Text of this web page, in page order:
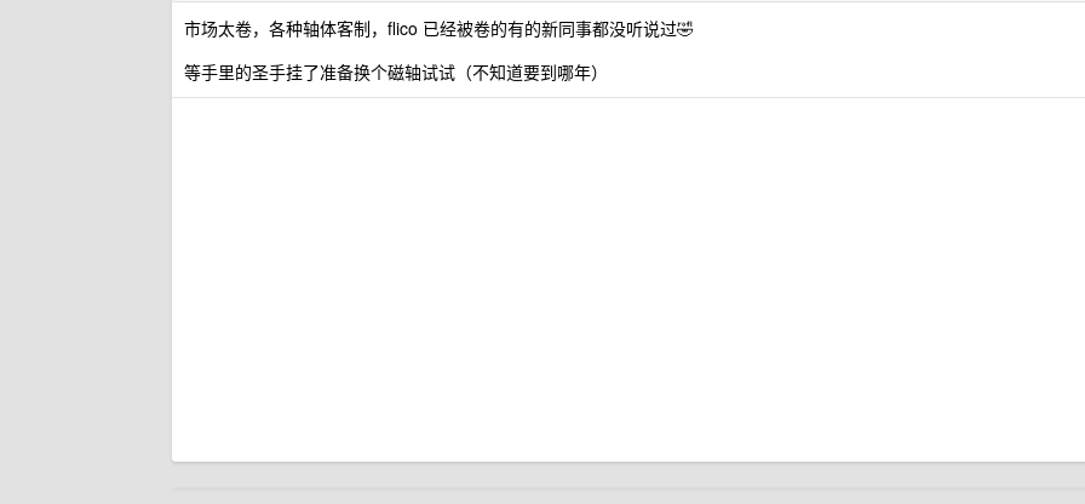
市场太卷，各种轴体客制，flico 已经被卷的有的新同事都没听说过🤣
等手里的圣手挂了准备换个磁轴试试（不知道要到哪年）